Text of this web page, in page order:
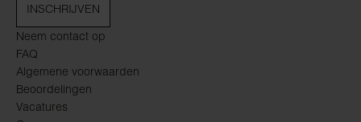
Neem contact op
FAQ
Algemene voorwaarden
Beoordelingen
Vacatures
INSCHRIJVEN